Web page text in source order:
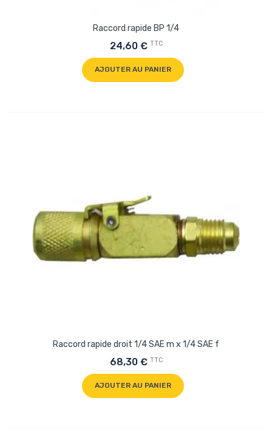
Raccord rapide BP 1/4
24,60 € TTC
AJOUTER AU PANIER
Raccord rapide droit 1/4 SAE m x 1/4 SAE f
68,30 € TTC
AJOUTER AU PANIER